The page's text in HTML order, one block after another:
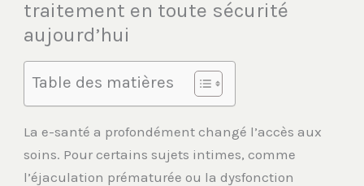
traitement en toute sécurité
aujourd’hui
Table des matières
La e-santé a profondément changé l’accès aux
soins. Pour certains sujets intimes, comme
l’éjaculation prématurée ou la dysfonction